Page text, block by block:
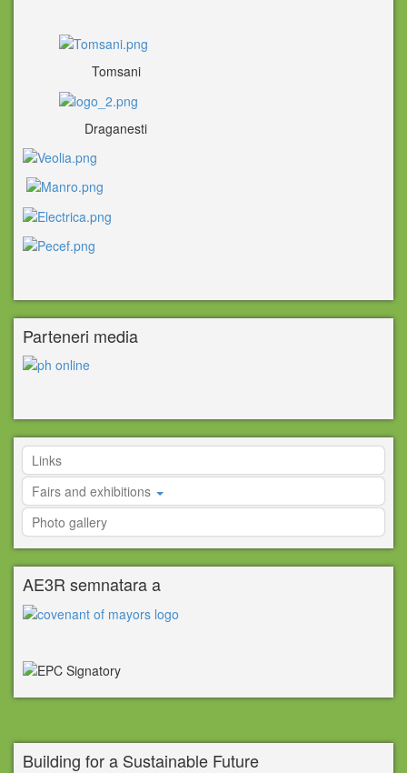
Tomsani
Draganesti
Parteneri media
Links
Fairs and exhibitions
Photo gallery
AE3R semnatara a
Building for a Sustainable Future